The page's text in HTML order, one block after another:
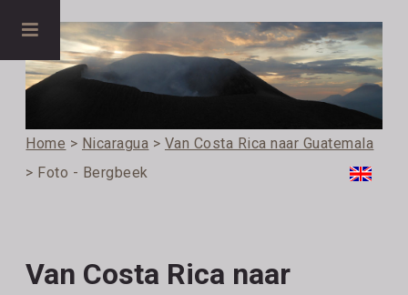
Home > Nicaragua > Van Costa Rica naar Guatemala
> Foto - Bergbeek
Van Costa Rica naar